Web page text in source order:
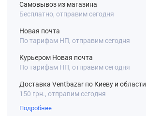
Самовывоз из магазина
Бесплатно, отправим сегодня
Новая почта
По тарифам НП, отправим сегодня
Курьером Новая почта
По тарифам НП, отправим сегодня
Доставка Ventbazar по Киеву и области
150 грн., отправим сегодня
Подробнее